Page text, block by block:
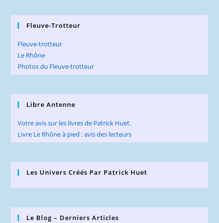
Fleuve-Trotteur
Fleuve-trotteur
Le Rhône
Photos du Fleuve-trotteur
Libre Antenne
Votre avis sur les livres de Patrick Huet.
Livre Le Rhône à pied : avis des lecteurs
Les Univers Créés Par Patrick Huet
Le Blog – Derniers Articles